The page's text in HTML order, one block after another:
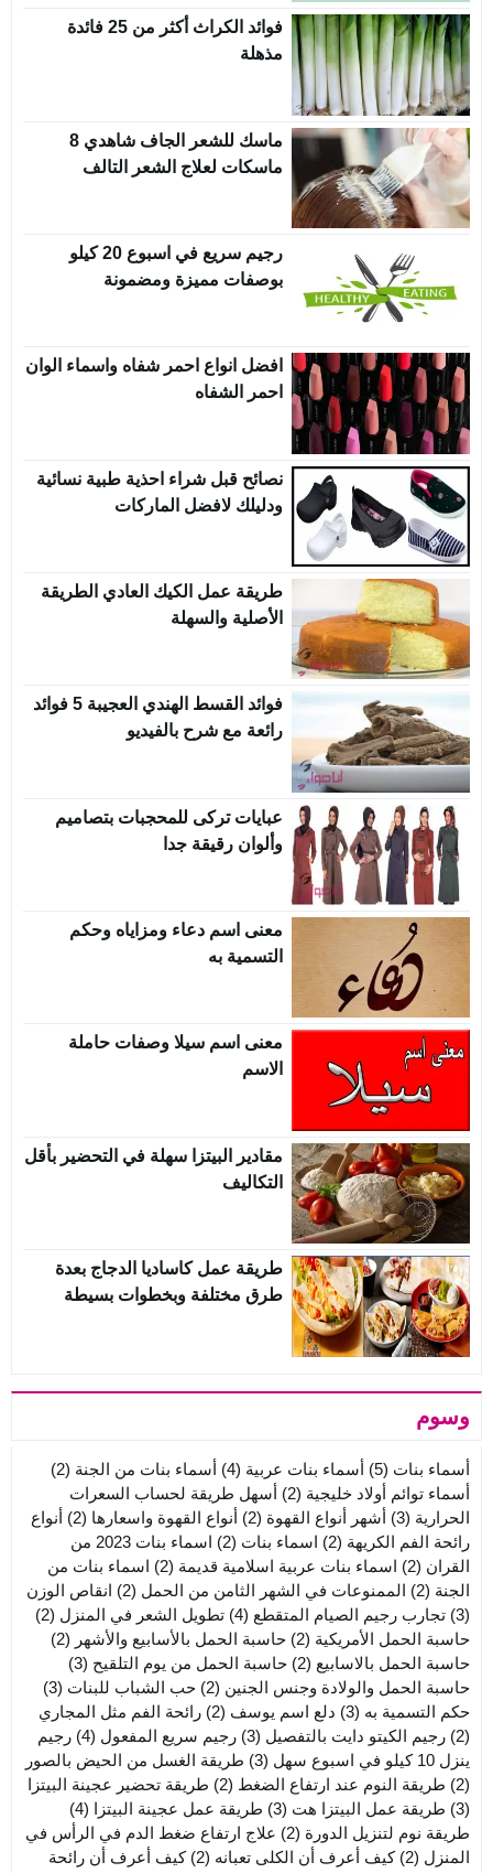
فوائد الكراث أكثر من 25 فائدة
مذهلة
ماسك للشعر الجاف شاهدي 8
ماسكات لعلاج الشعر التالف
رجيم سريع في اسبوع 20 كيلو
بوصفات مميزة ومضمونة
افضل انواع احمر شفاه واسماء الوان
احمر الشفاه
نصائح قبل شراء احذية طبية نسائية
ودليلك لافضل الماركات
طريقة عمل الكيك العادي الطريقة
الأصلية والسهلة
فوائد القسط الهندي العجيبة 5 فوائد
رائعة مع شرح بالفيديو
عبايات تركى للمحجبات بتصاميم
وألوان رقيقة جدا
معنى اسم دعاء ومزاياه وحكم
التسمية به
معنى اسم سيلا وصفات حاملة
الاسم
مقادير البيتزا سهلة في التحضير بأقل
التكاليف
طريقة عمل كاساديا الدجاج بعدة
طرق مختلفة وبخطوات بسيطة
وسوم
أسماء بنات (5) أسماء بنات عربية (4) أسماء بنات من الجنة (2)
أسماء توائم أولاد خليجية (2)
أسهل طريقة لحساب السعرات
الحرارية (3) أشهر أنواع القهوة (2) أنواع القهوة واسعارها (2)
أنواع
رائحة الفم الكريهة (2) اسماء بنات (2)
اسماء بنات 2023 من
القران (2) اسماء بنات عربية اسلامية قديمة (2)
اسماء بنات من
الجنة (2) الممنوعات في الشهر الثامن من الحمل (2)
انقاص الوزن
(3)
تجارب رجيم الصيام المتقطع (4) تطويل الشعر في المنزل (2)
حاسبة الحمل الأمريكية (2) حاسبة الحمل بالأسابيع والأشهر (2)
حاسبة الحمل بالاسابيع (2) حاسبة الحمل من يوم التلقيح (3)
حاسبة الحمل والولادة وجنس الجنين (2) حب الشباب للبنات (3)
حكم التسمية به (3) دلع اسم يوسف (2)
رائحة الفم مثل المجاري
(2)
رجيم الكيتو دايت بالتفصيل (3) رجيم سريع المفعول (4)
رجيم
ينزل 10 كيلو في اسبوع سهل
(3)
طريقة الغسل من الحيض بالصور
(2)
طريقة النوم عند ارتفاع الضغط (2)
طريقة تحضير عجينة البيتزا
(3)
طريقة عمل البيتزا هت (3) طريقة عمل عجينة البيتزا (4)
طريقة نوم لتنزيل الدورة (2)
علاج ارتفاع ضغط الدم في الرأس في
المنزل (2) كيف أعرف أن الكلى تعبانه (2)
كيف أعرف أن رائحة